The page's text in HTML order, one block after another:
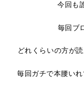
今回も
毎回ブ
どれくらいの方が
毎回ガチで本腰い